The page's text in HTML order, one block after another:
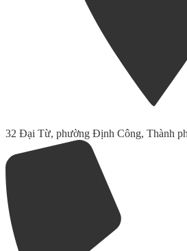
32 Đại Từ, phường Định Công, Thành